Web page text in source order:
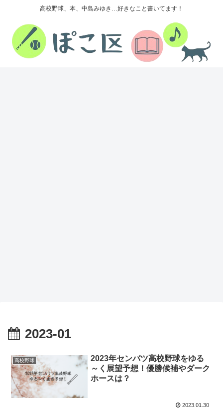
高校野球、本、中島みゆき…好きなこと書いてます！
2023-01
高校野球
2023年センバツ高校野球をゆる
～く展望予想！優勝候補やダーク
ホースは？
2023.01.30